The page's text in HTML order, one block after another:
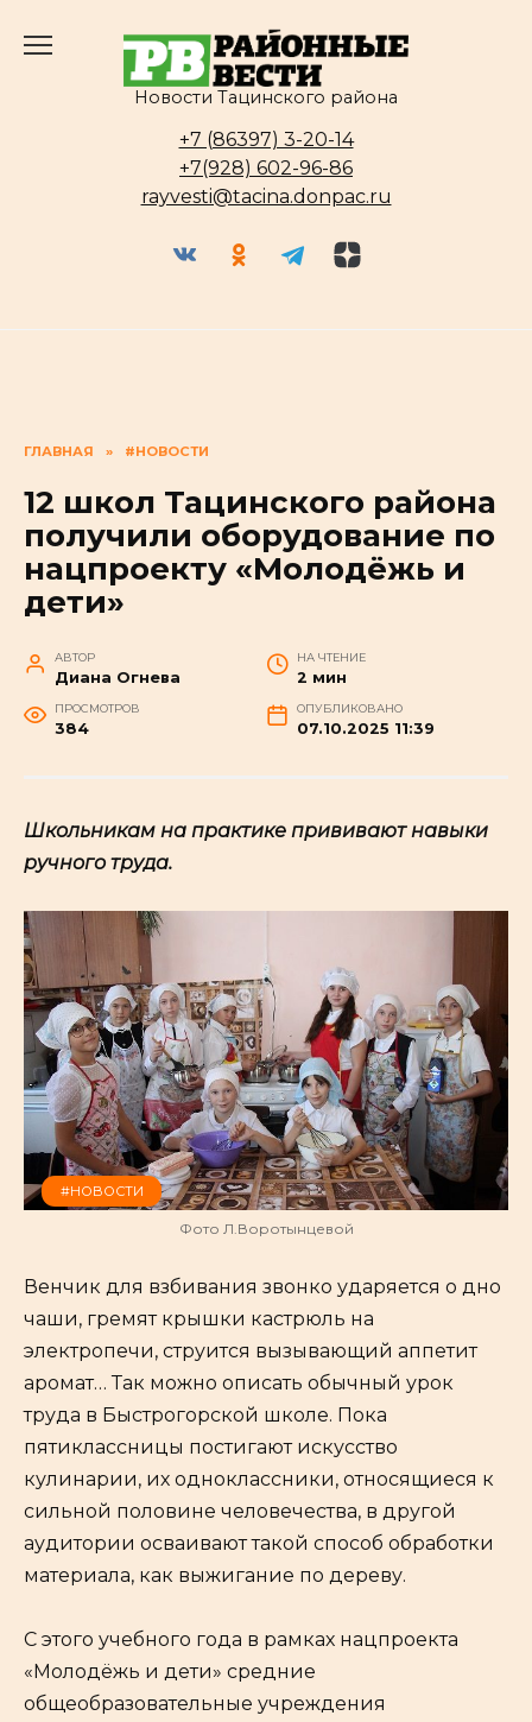
Новости Тацинского района
+7 (86397) 3-20-14
+7(928) 602-96-86
rayvesti@tacina.donpac.ru
ГЛАВНАЯ » #НОВОСТИ
12 школ Тацинского района
получили оборудование по
нацпроекту «Молодёжь и
дети»
АВТОР
Диана Огнева
НА ЧТЕНИЕ
2 мин
ПРОСМОТРОВ
384
ОПУБЛИКОВАНО
07.10.2025 11:39
Школьникам на практике прививают навыки
ручного труда.
#НОВОСТИ
Фото Л.Воротынцевой
Венчик для взбивания звонко ударяется о дно
чаши, гремят крышки кастрюль на
электропечи, струится вызывающий аппетит
аромат… Так можно описать обычный урок
труда в Быстрогорской школе. Пока
пятиклассницы постигают искусство
кулинарии, их одноклассники, относящиеся к
сильной половине человечества, в другой
аудитории осваивают такой способ обработки
материала, как выжигание по дереву.
С этого учебного года в рамках нацпроекта
«Молодёжь и дети» средние
общеобразовательные учреждения